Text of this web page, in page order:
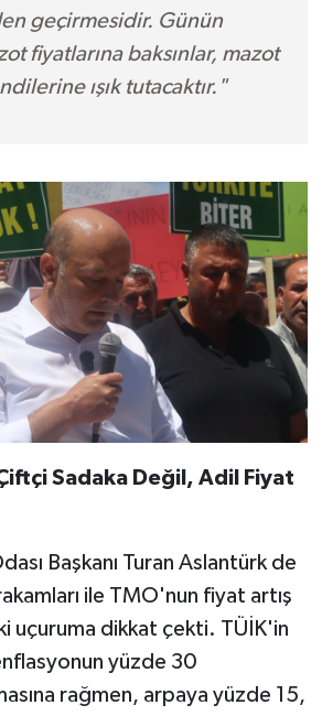
geçirmesidir. Günün
fiyatlarına baksınlar, mazot
ışık tutacaktır."
Sadaka Değil, Adil Fiyat
Başkanı Turan Aslantürk de
ile TMO'nun fiyat artış
uçuruma dikkat çekti. TÜİK'in
yüzde 30
rağmen, arpaya yüzde 15,